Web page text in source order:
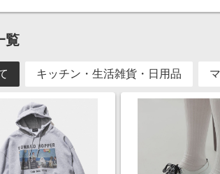
覧
キッチン・生活雑貨・日用品